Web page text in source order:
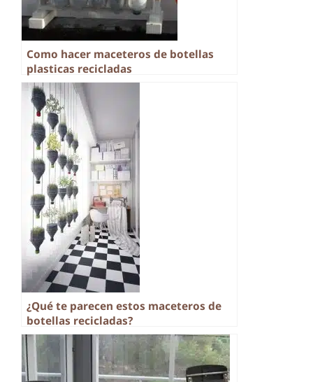
Como hacer maceteros de botellas
plasticas recicladas
¿Qué te parecen estos maceteros de
botellas recicladas?